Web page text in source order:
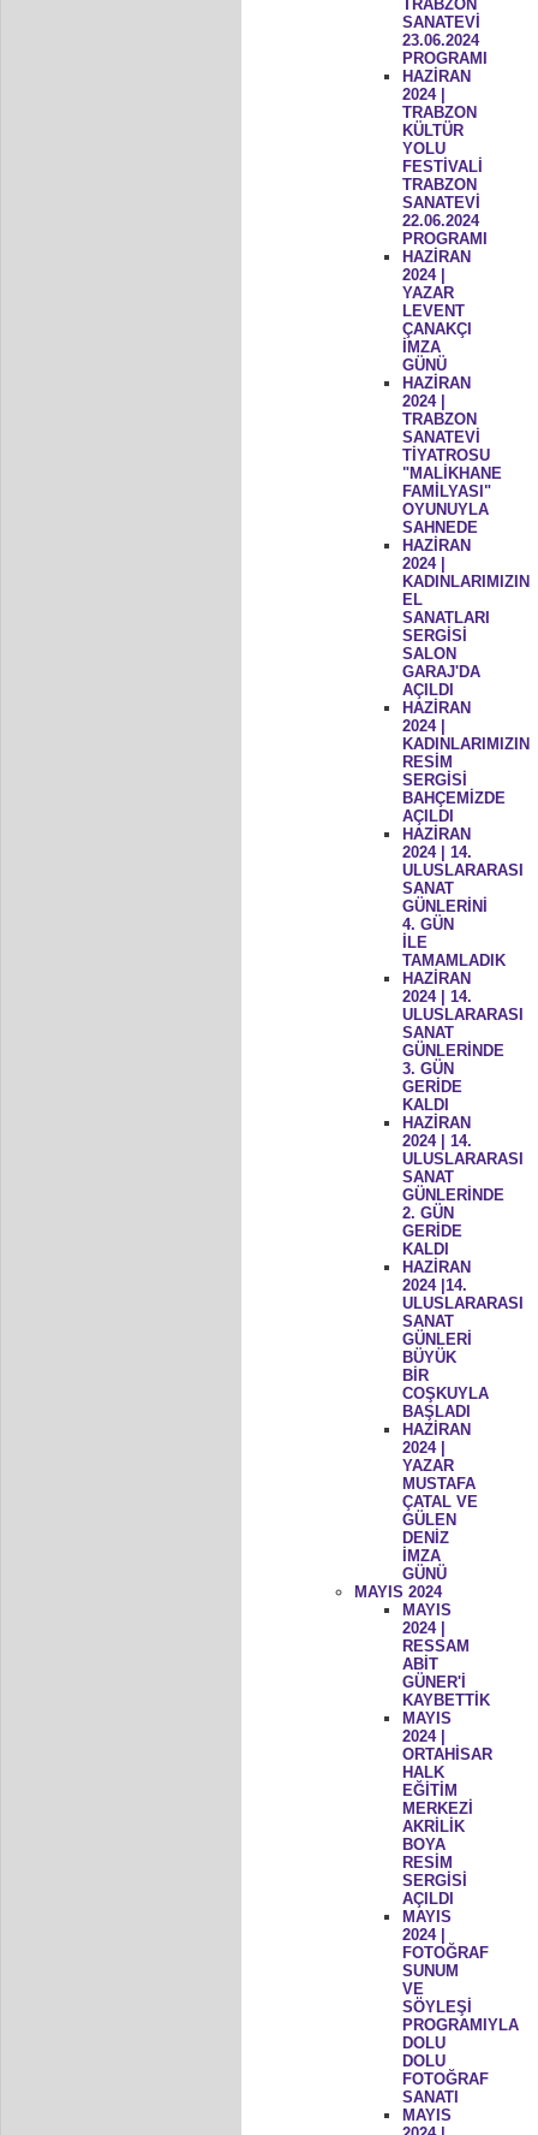
TRABZON
SANATEVİ
23.06.2024
PROGRAMI
HAZİRAN
2024 |
TRABZON
KÜLTÜR
YOLU
FESTİVALİ
TRABZON
SANATEVİ
22.06.2024
PROGRAMI
HAZİRAN
2024 |
YAZAR
LEVENT
ÇANAKÇI
İMZA
GÜNÜ
HAZİRAN
2024 |
TRABZON
SANATEVİ
TİYATROSU
"MALİKHANE
FAMİLYASI"
OYUNUYLA
SAHNEDE
HAZİRAN
2024 |
KADINLARIMIZIN
EL
SANATLARI
SERGİSİ
SALON
GARAJ'DA
AÇILDI
HAZİRAN
2024 |
KADINLARIMIZIN
RESİM
SERGİSİ
BAHÇEMİZDE
AÇILDI
HAZİRAN
2024 | 14.
ULUSLARARASI
SANAT
GÜNLERİNİ
4. GÜN
İLE
TAMAMLADIK
HAZİRAN
2024 | 14.
ULUSLARARASI
SANAT
GÜNLERİNDE
3. GÜN
GERİDE
KALDI
HAZİRAN
2024 | 14.
ULUSLARARASI
SANAT
GÜNLERİNDE
2. GÜN
GERİDE
KALDI
HAZİRAN
2024 |14.
ULUSLARARASI
SANAT
GÜNLERİ
BÜYÜK
BİR
COŞKUYLA
BAŞLADI
HAZİRAN
2024 |
YAZAR
MUSTAFA
ÇATAL VE
GÜLEN
DENİZ
İMZA
GÜNÜ
MAYIS 2024
MAYIS
2024 |
RESSAM
ABİT
GÜNER'İ
KAYBETTİK
MAYIS
2024 |
ORTAHİSAR
HALK
EĞİTİM
MERKEZİ
AKRİLİK
BOYA
RESİM
SERGİSİ
AÇILDI
MAYIS
2024 |
FOTOĞRAF
SUNUM
VE
SÖYLEŞİ
PROGRAMIYLA
DOLU
DOLU
FOTOĞRAF
SANATI
MAYIS